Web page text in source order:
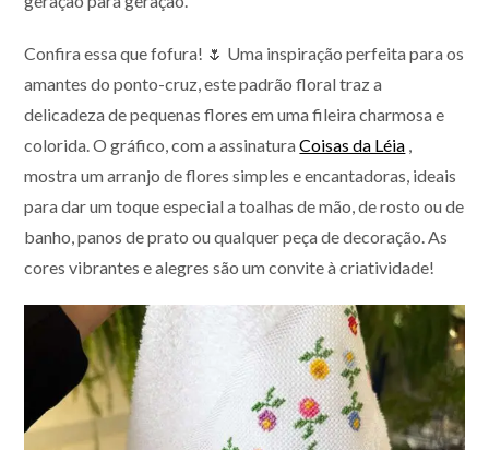
Confira essa que fofura! 🌷 Uma inspiração perfeita para os
amantes do ponto-cruz, este padrão floral traz a
delicadeza de pequenas flores em uma fileira charmosa e
colorida. O gráfico, com a assinaturaCoisas da Léia ,
mostra um arranjo de flores simples e encantadoras, ideais
para dar um toque especial a toalhas de mão, de rosto ou de
banho, panos de prato ou qualquer peça de decoração. As
cores vibrantes e alegres são um convite à criatividade!